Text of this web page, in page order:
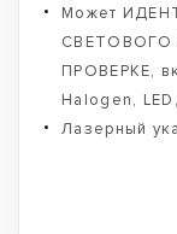
Может
СВЕТОВОГО
ПРОВЕРКЕ,
Halogen,
Лазерный